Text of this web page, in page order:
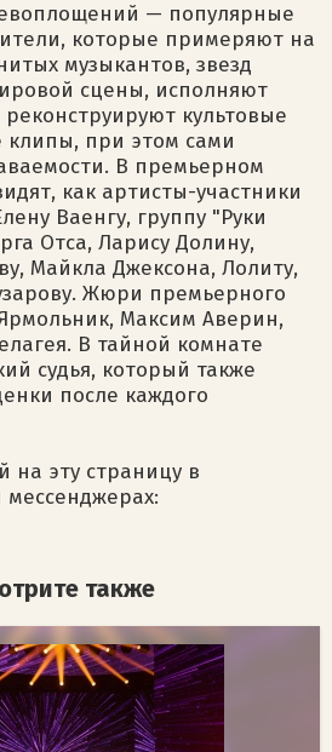
— популярные
которые примеряют на
музыкантов, звезд
сцены, исполняют
культовые
при этом сами
В премьерном
как артисты-участники
Ваенгу, группу "Руки
Отса, Ларису Долину,
Майкла Джексона, Лолиту,
Жюри премьерного
Максим Аверин,
В тайной комнате
судья, который также
после каждого
на эту страницу в
мессенджерах:
также